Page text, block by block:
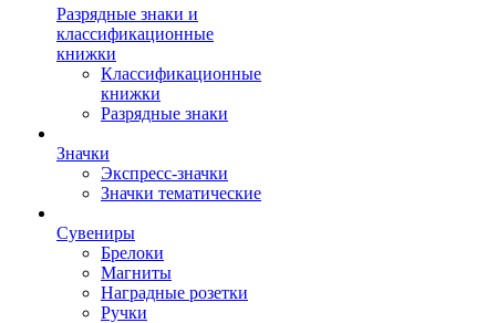
Разрядные знаки и
классификационные
книжки
Классификационные
книжки
Разрядные знаки
Значки
Экспресс-значки
Значки тематические
Сувениры
Брелоки
Магниты
Наградные розетки
Ручки